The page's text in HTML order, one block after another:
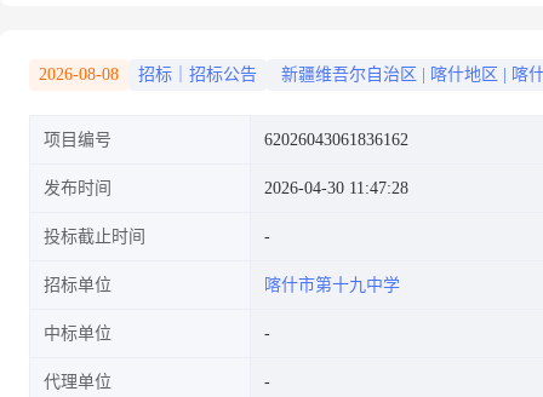
2026-08-08 招标｜招标公告 新疆维吾尔自治区 喀什地区 喀
项目编号 62026043061836162
发布时间 2026-04-30 11:47:28
投标截止时间
招标单位 喀什市第十九中学
中标单位
代理单位